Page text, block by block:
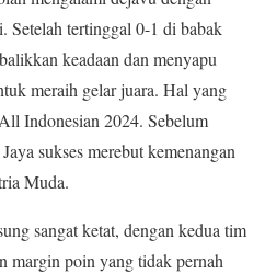
Setelah tertinggal 0-1 di babak
keadaan dan menyapu
meraih gelar juara. Hal yang
Indonesian 2024. Sebelum
sukses merebut kemenangan
Muda.
sangat ketat, dengan kedua tim
margin poin yang tidak pernah